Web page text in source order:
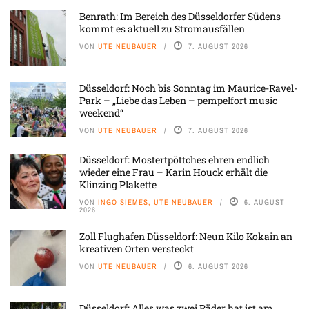
Benrath: Im Bereich des Düsseldorfer Südens
kommt es aktuell zu Stromausfällen
VON UTE NEUBAUER 7. AUGUST 2026
Düsseldorf: Noch bis Sonntag im Maurice-Ravel-
Park – „Liebe das Leben – pempelfort music
weekend“
VON UTE NEUBAUER 7. AUGUST 2026
Düsseldorf: Mostertpöttches ehren endlich
wieder eine Frau – Karin Houck erhält die
Klinzing Plakette
VON INGO SIEMES, UTE NEUBAUER 6. AUGUST
2026
Zoll Flughafen Düsseldorf: Neun Kilo Kokain an
kreativen Orten versteckt
VON UTE NEUBAUER 6. AUGUST 2026